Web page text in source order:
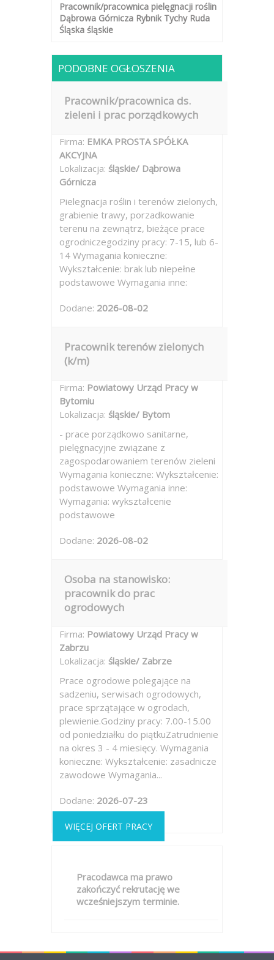
Pracownik/pracownica pielęgnacji roślin
Dąbrowa Górnicza Rybnik Tychy Ruda
Śląska śląskie
PODOBNE OGŁOSZENIA
Pracownik/pracownica ds.
zieleni i prac porządkowych
Firma: EMKA PROSTA SPÓŁKA
AKCYJNA
Lokalizacja: śląskie/ Dąbrowa
Górnicza
Pielegnacja roślin i terenów zielonych,
grabienie trawy, porzadkowanie
terenu na zewnątrz, bieżące prace
ogrodniczegodziny pracy: 7-15, lub 6-
14 Wymagania konieczne:
Wykształcenie: brak lub niepełne
podstawowe Wymagania inne:
Dodane: 2026-08-02
Pracownik terenów zielonych
(k/m)
Firma: Powiatowy Urząd Pracy w
Bytomiu
Lokalizacja: śląskie/ Bytom
- prace porządkowo sanitarne,
pielęgnacyjne związane z
zagospodarowaniem terenów zieleni
Wymagania konieczne: Wykształcenie:
podstawowe Wymagania inne:
Wymagania: wykształcenie
podstawowe
Dodane: 2026-08-02
Osoba na stanowisko:
pracownik do prac
ogrodowych
Firma: Powiatowy Urząd Pracy w
Zabrzu
Lokalizacja: śląskie/ Zabrze
Prace ogrodowe polegające na
sadzeniu, serwisach ogrodowych,
prace sprzątające w ogrodach,
plewienie.Godziny pracy: 7.00-15.00
od poniedziałku do piątkuZatrudnienie
na okres 3 - 4 miesięcy. Wymagania
konieczne: Wykształcenie: zasadnicze
zawodowe Wymagania...
Dodane: 2026-07-23
WIĘCEJ OFERT PRACY
Pracodawca ma prawo
zakończyć rekrutację we
wcześniejszym terminie.